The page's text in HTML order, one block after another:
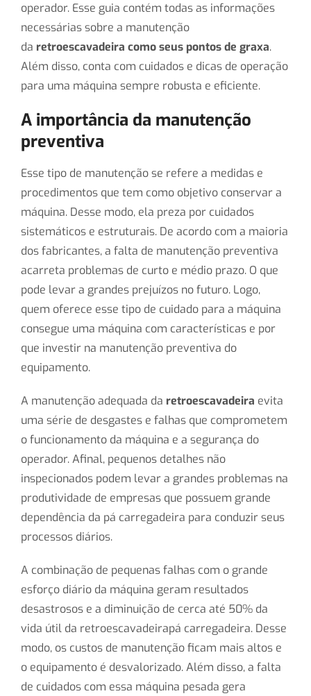
operador. Esse guia contém todas as informações
necessárias sobre a manutenção
da retroescavadeira como seus pontos de graxa.
Além disso, conta com cuidados e dicas de operação
para uma máquina sempre robusta e eficiente.
A importância da manutenção
preventiva
Esse tipo de manutenção se refere a medidas e
procedimentos que tem como objetivo conservar a
máquina. Desse modo, ela preza por cuidados
sistemáticos e estruturais. De acordo com a maioria
dos fabricantes, a falta de manutenção preventiva
acarreta problemas de curto e médio prazo. O que
pode levar a grandes prejuízos no futuro. Logo,
quem oferece esse tipo de cuidado para a máquina
consegue uma máquina com características e por
que investir na manutenção preventiva do
equipamento.
A manutenção adequada da retroescavadeira evita
uma série de desgastes e falhas que comprometem
o funcionamento da máquina e a segurança do
operador. Afinal, pequenos detalhes não
inspecionados podem levar a grandes problemas na
produtividade de empresas que possuem grande
dependência da pá carregadeira para conduzir seus
processos diários.
A combinação de pequenas falhas com o grande
esforço diário da máquina geram resultados
desastrosos e a diminuição de cerca até 50% da
vida útil da retroescavadeirapá carregadeira. Desse
modo, os custos de manutenção ficam mais altos e
o equipamento é desvalorizado. Além disso, a falta
de cuidados com essa máquina pesada gera